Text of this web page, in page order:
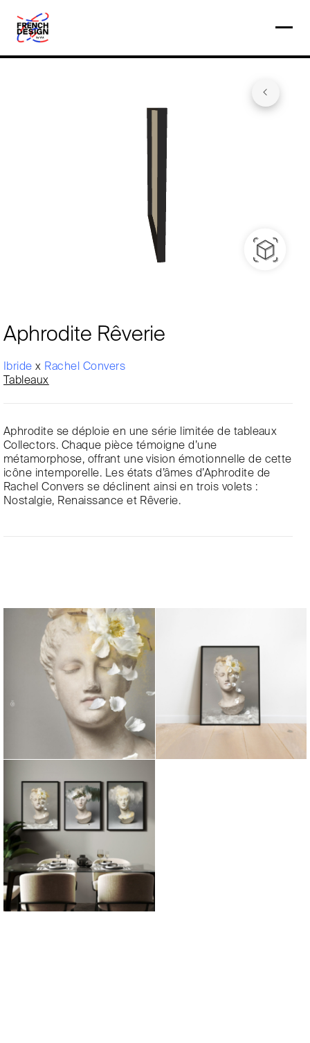
Aphrodite Rêverie
Ibridex Rachel Convers
Tableaux
Aphrodite se déploie en une série limitée de tableaux
Collectors. Chaque pièce témoigne d’une
métamorphose, offrant une vision émotionnelle de cette
icône intemporelle. Les états d’âmes d’Aphrodite de
Rachel Convers se déclinent ainsi en trois volets :
Nostalgie, Renaissance et Rêverie.